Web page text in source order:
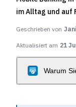
im Alltag und auf
Geschrieben von
Aktualisiert am 21
Warum